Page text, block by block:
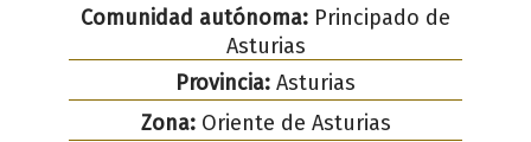
Comunidad autónoma: Principado de
Asturias
Provincia: Asturias
Zona:Oriente de Asturias